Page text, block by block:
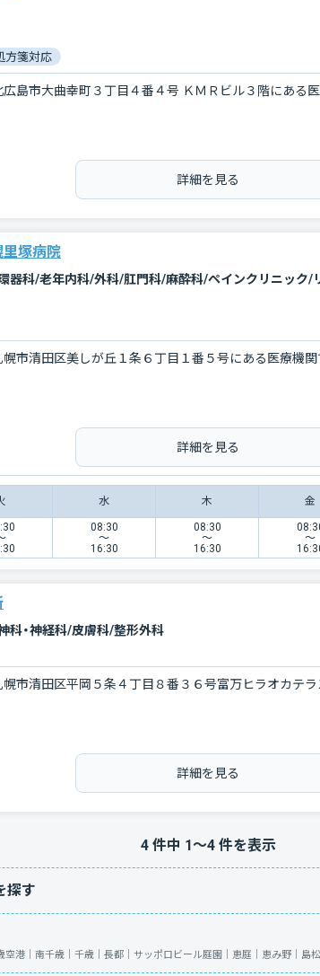
方箋対応
島市大曲幸町３丁目４番４号 ＫＭＲビル３階にある医
詳細を見る
塚病院
器科/老年内科/外科/肛門科/麻酔科/ペインクリニック/
市清田区美しが丘１条６丁目１番５号にある医療機関
詳細を見る
水 木 金
08:30
〜
16:30
08:30
〜
16:30
〜
科・神経科/皮膚科/整形外科
市清田区平岡５条４丁目８番３６号富万ヒラオカテラ
詳細を見る
4件中 1〜4件を表示
探す
空港｜ 南千歳｜ 千歳｜ 長都｜ サッポロビール庭園｜ 恵庭｜ 恵み野｜ 島松